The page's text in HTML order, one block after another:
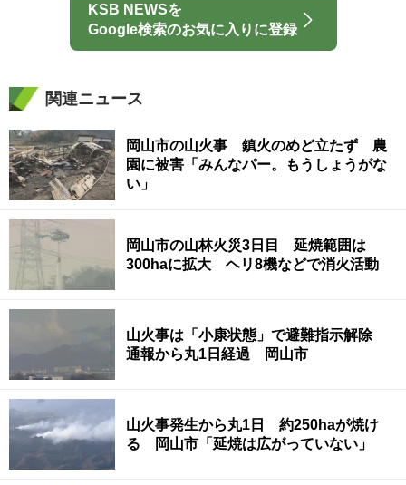
KSB NEWSを
Google検索のお気に入りに登録
関連ニュース
岡山市の山火事 鎮火のめど立たず 農
園に被害「みんなパー。もうしょうがな
い」
岡山市の山林火災3日目 延焼範囲は
300haに拡大 ヘリ8機などで消火活動
山火事は「小康状態」で避難指示解除
通報から丸1日経過 岡山市
山火事発生から丸1日 約250haが焼け
る 岡山市「延焼は広がっていない」